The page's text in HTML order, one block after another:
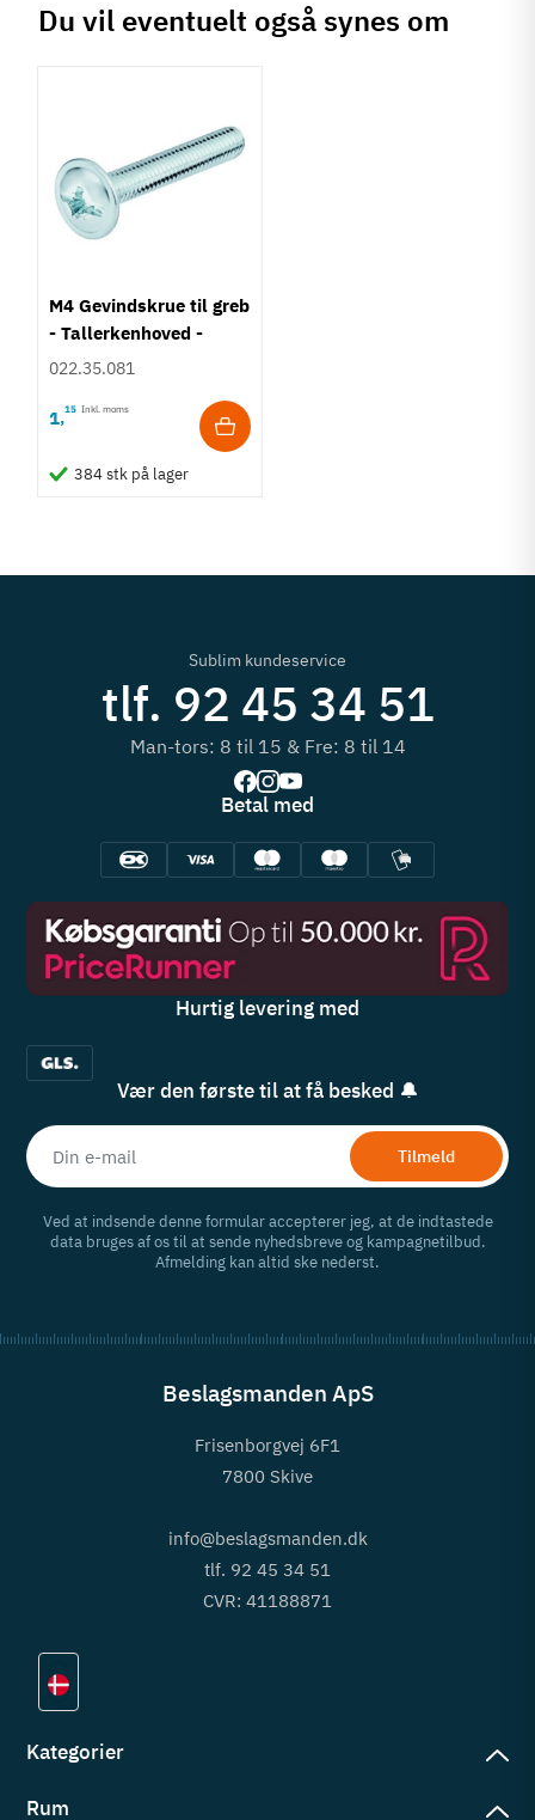
Du vil eventuelt også synes om
M4 Gevindskrue til greb
- Tallerkenhoved -
Krydskærv
022.35.081
1,15 Inkl. moms
384 stk på lager
Sublim kundeservice
tlf. 92 45 34 51
Man-tors: 8 til 15 & Fre: 8 til 14
Betal med
Hurtig levering med
Vær den første til at få besked 🔔
Tilmeld
Ved at indsende denne formular accepterer jeg, at de indtastede
data bruges af os til at sende nyhedsbreve og kampagnetilbud.
Afmelding kan altid ske nederst.
Beslagsmanden ApS
Frisenborgvej 6F1
7800 Skive
info@beslagsmanden.dk
tlf. 92 45 34 51
CVR: 41188871
Kategorier
Rum